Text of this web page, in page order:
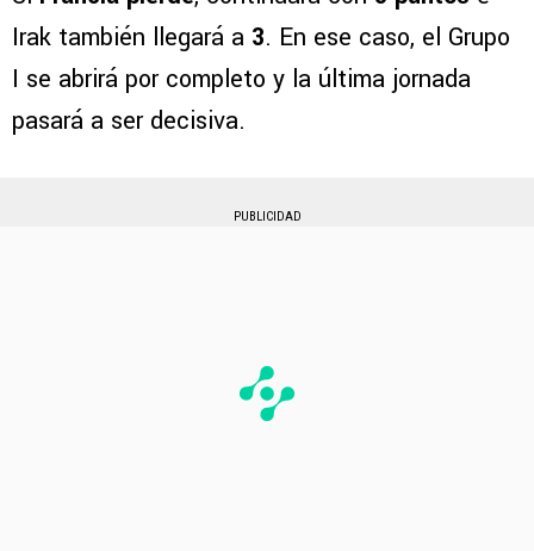
Irak también llegará a 3. En ese caso, el Grupo
I se abrirá por completo y la última jornada
pasará a ser decisiva.
PUBLICIDAD